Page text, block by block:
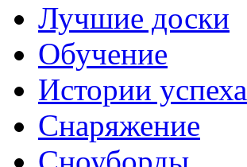
Лучшие доски
Обучение
Истории успеха
Снаряжение